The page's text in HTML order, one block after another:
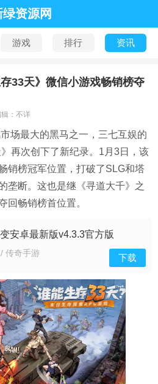
绿资源网
游戏 排行 资讯
33天》微信小游戏畅销榜夺
：不详
场最大的黑马之一，三七互娱的
再次创下了新纪录。1月3日，该
销榜冠军位置，打破了SLG和塔
垄断。这也是继《寻道大千》之
回畅销榜首位置。
安卓最新版v4.3.3官方版
传奇手游 下载